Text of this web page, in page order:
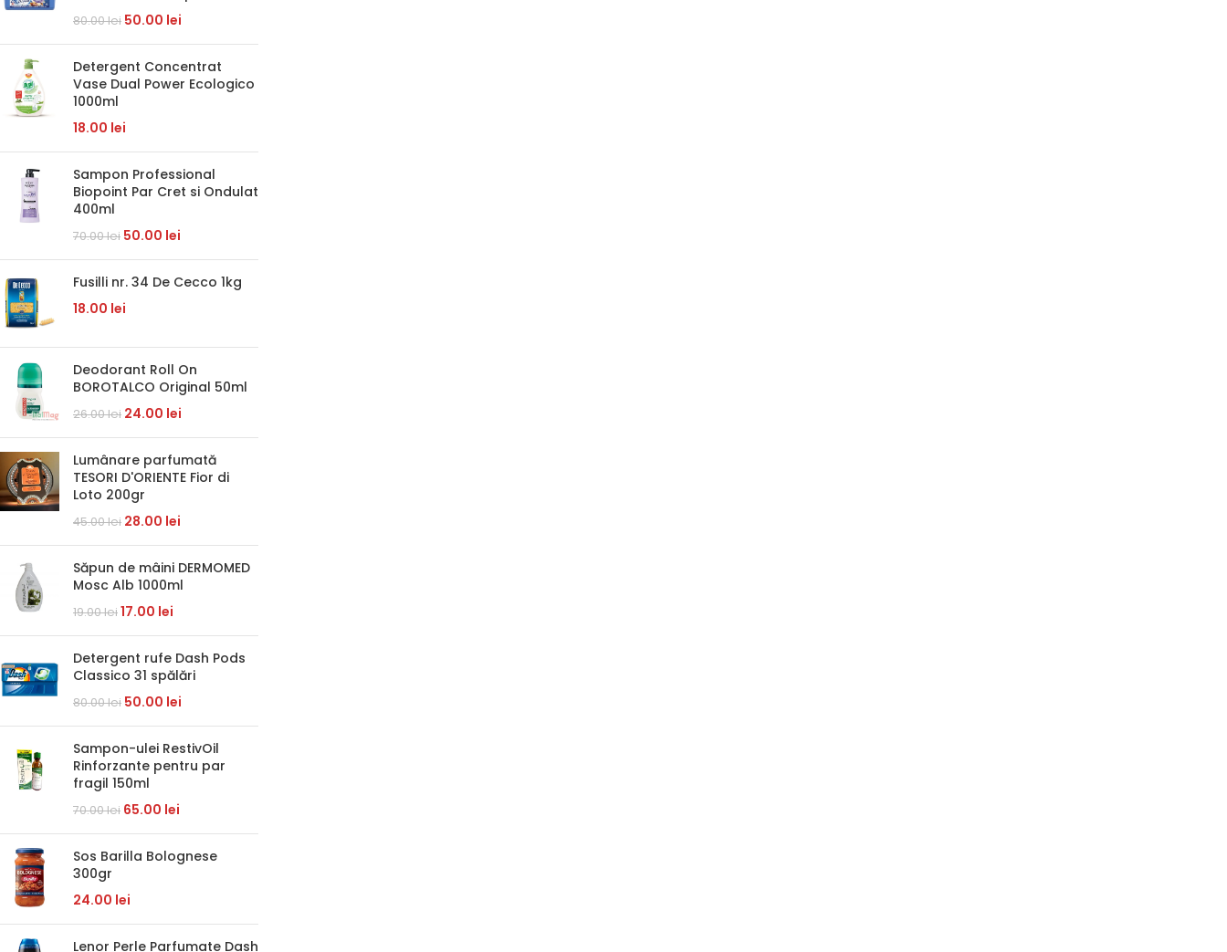
80.00lei 50.00 lei
Detergent Concentrat
Vase Dual Power Ecologico
1000ml
18.00 lei
Sampon Professional
Biopoint Par Cret si Ondulat
400ml
70.00lei 50.00 lei
Fusilli nr. 34 De Cecco 1kg
18.00 lei
Deodorant Roll On
BOROTALCO Original 50ml
26.00lei 24.00 lei
Lumânare parfumată
TESORI D'ORIENTE Fior di
Loto 200gr
45.00lei 28.00 lei
Săpun de mâini DERMOMED
Mosc Alb 1000ml
19.00lei17.00 lei
Detergent rufe Dash Pods
Classico 31 spălări
80.00lei 50.00 lei
Sampon-ulei RestivOil
Rinforzante pentru par
fragil 150ml
70.00lei 65.00 lei
Sos Barilla Bolognese
300gr
24.00 lei
Lenor Perle Parfumate Dash